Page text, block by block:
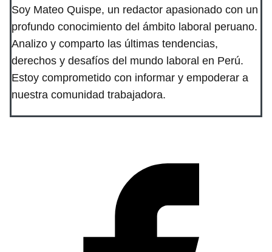
Soy Mateo Quispe, un redactor apasionado con un
profundo conocimiento del ámbito laboral peruano.
Analizo y comparto las últimas tendencias,
derechos y desafíos del mundo laboral en Perú.
Estoy comprometido con informar y empoderar a
nuestra comunidad trabajadora.